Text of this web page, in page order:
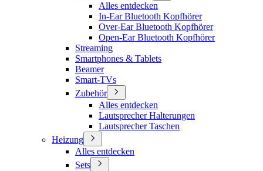
Alles entdecken
In-Ear Bluetooth Kopfhörer
Over-Ear Bluetooth Kopfhörer
Open-Ear Bluetooth Kopfhörer
Streaming
Smartphones & Tablets
Beamer
Smart-TVs
Zubehör
Alles entdecken
Lautsprecher Halterungen
Lautsprecher Taschen
Heizung
Alles entdecken
Sets